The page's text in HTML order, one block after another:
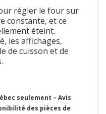
régler le four sur
constante, et ce
éteint.
les affichages,
de cuisson et de
seulement – Avis
des pièces de